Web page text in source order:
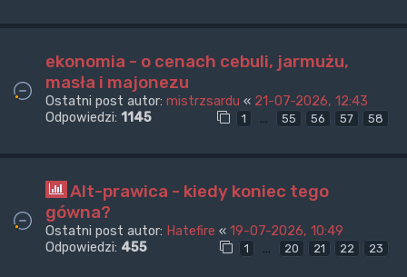
ekonomia - o cenach cebuli, jarmużu,
masła i majonezu
Ostatni post autor: mistrzsardu « 21-07-2026, 12:43
Odpowiedzi: 1145 1 … 55 56 57 58
Alt-prawica - kiedy koniec tego
gówna?
Ostatni post autor: Hatefire « 19-07-2026, 10:49
Odpowiedzi: 455 1 … 20 21 22 23